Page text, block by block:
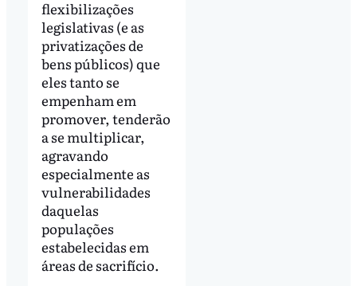
flexibilizações
legislativas (e as
privatizações de
bens públicos) que
eles tanto se
empenham em
promover, tenderão
a se multiplicar,
agravando
especialmente as
vulnerabilidades
daquelas
populações
estabelecidas em
áreas de sacrifício.